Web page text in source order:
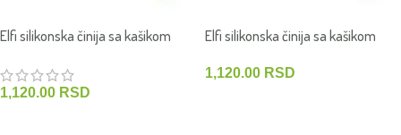
Elfi silikonska činija sa kašikom
1,120.00 RSD
Elfi silikonska činija sa kašikom
1,120.00 RSD